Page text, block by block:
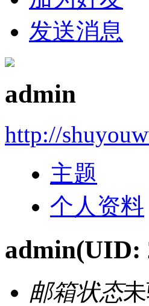
发送消息
admin
http://
主题
个人资料
admin(UID:
邮箱状态